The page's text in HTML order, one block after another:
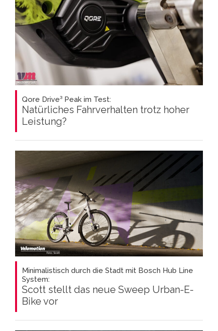
Qore Drive³ Peak im Test:
Natürliches Fahrverhalten trotz hoher
Leistung?
Minimalistisch durch die Stadt mit Bosch Hub Line
System:
Scott stellt das neue Sweep Urban-E-
Bike vor